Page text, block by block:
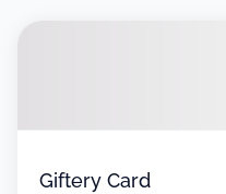
Giftery Card